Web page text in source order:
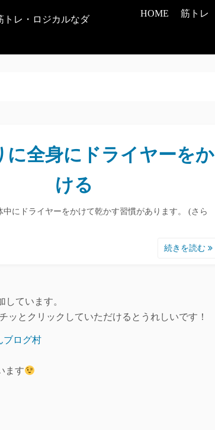
トレ・ロジカルなダ
HOME 筋トレ
に全身にドライヤーをか
ける
中にドライヤーをかけて乾かす習慣があります。 (さら
続きを読む
しています。
ッとクリックしていただけるとうれしいです！
ブログ村
ます